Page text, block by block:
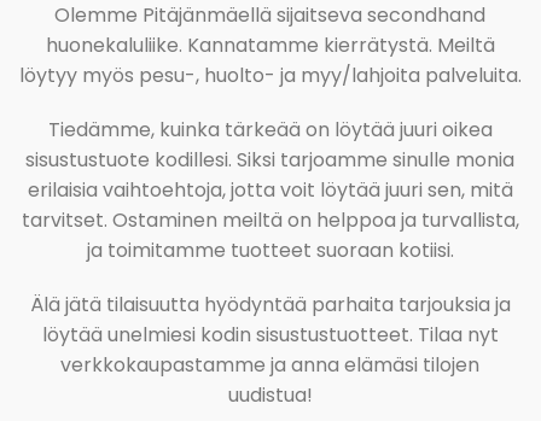
Olemme Pitäjänmäellä sijaitseva secondhand
huonekaluliike. Kannatamme kierrätystä. Meiltä
löytyy myös pesu-, huolto- ja myy/lahjoita palveluita.
Tiedämme, kuinka tärkeää on löytää juuri oikea
sisustustuote kodillesi. Siksi tarjoamme sinulle monia
erilaisia vaihtoehtoja, jotta voit löytää juuri sen, mitä
tarvitset. Ostaminen meiltä on helppoa ja turvallista,
ja toimitamme tuotteet suoraan kotiisi.
Älä jätä tilaisuutta hyödyntää parhaita tarjouksia ja
löytää unelmiesi kodin sisustustuotteet. Tilaa nyt
verkkokaupastamme ja anna elämäsi tilojen
uudistua!